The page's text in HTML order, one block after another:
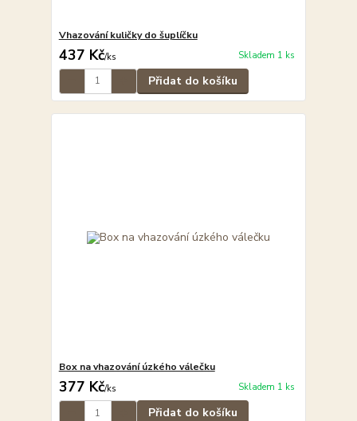
Vhazování kuličky do šuplíčku
437 Kč/ks Skladem 1 ks
Přidat do košíku
Box na vhazování úzkého válečku
377 Kč/ks Skladem 1 ks
Přidat do košíku